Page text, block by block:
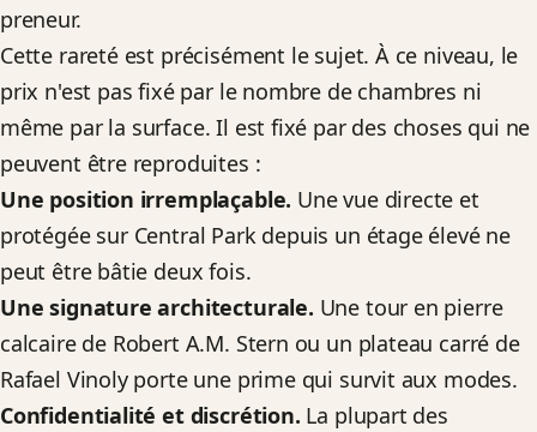
preneur.
Cette rareté est précisément le sujet. À ce niveau, le
prix n'est pas fixé par le nombre de chambres ni
même par la surface. Il est fixé par des choses qui ne
peuvent être reproduites :
Une position irremplaçable. Une vue directe et
protégée sur Central Park depuis un étage élevé ne
peut être bâtie deux fois.
Une signature architecturale. Une tour en pierre
calcaire de Robert A.M. Stern ou un plateau carré de
Rafael Vinoly porte une prime qui survit aux modes.
Confidentialité et discrétion. La plupart des